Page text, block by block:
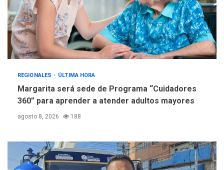
REGIONALES ÚLTIMA HORA
Margarita será sede de Programa “Cuidadores
360” para aprender a atender adultos mayores
agosto 8, 2026 188